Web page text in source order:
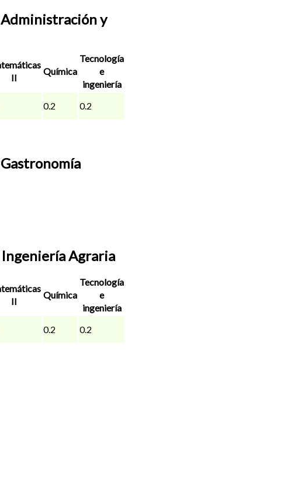
Administración y
II
Química
Tecnología
e
ingeniería
0.2 0.2
Ingeniería Agraria
II
Química
Tecnología
e
ingeniería
0.2 0.2